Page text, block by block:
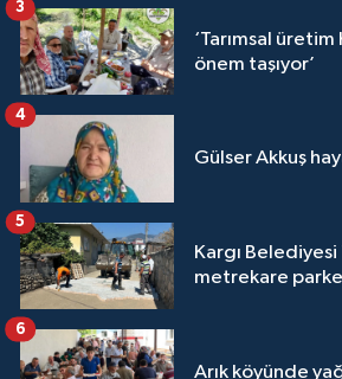
‘Tarımsal üretim Kargı
önem taşıyor’
3
Gülser Akkuş
4
Kargı
metrekare parke
5
Arık köyünde
6